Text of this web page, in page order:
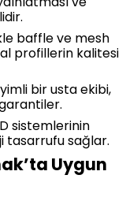
baffle ve mesh
profillerin kalitesi
bir usta ekibi,
sistemlerinin
tasarrufu sağlar.
Uygun